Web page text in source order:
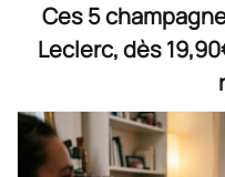
Ces 5
Leclerc, dès